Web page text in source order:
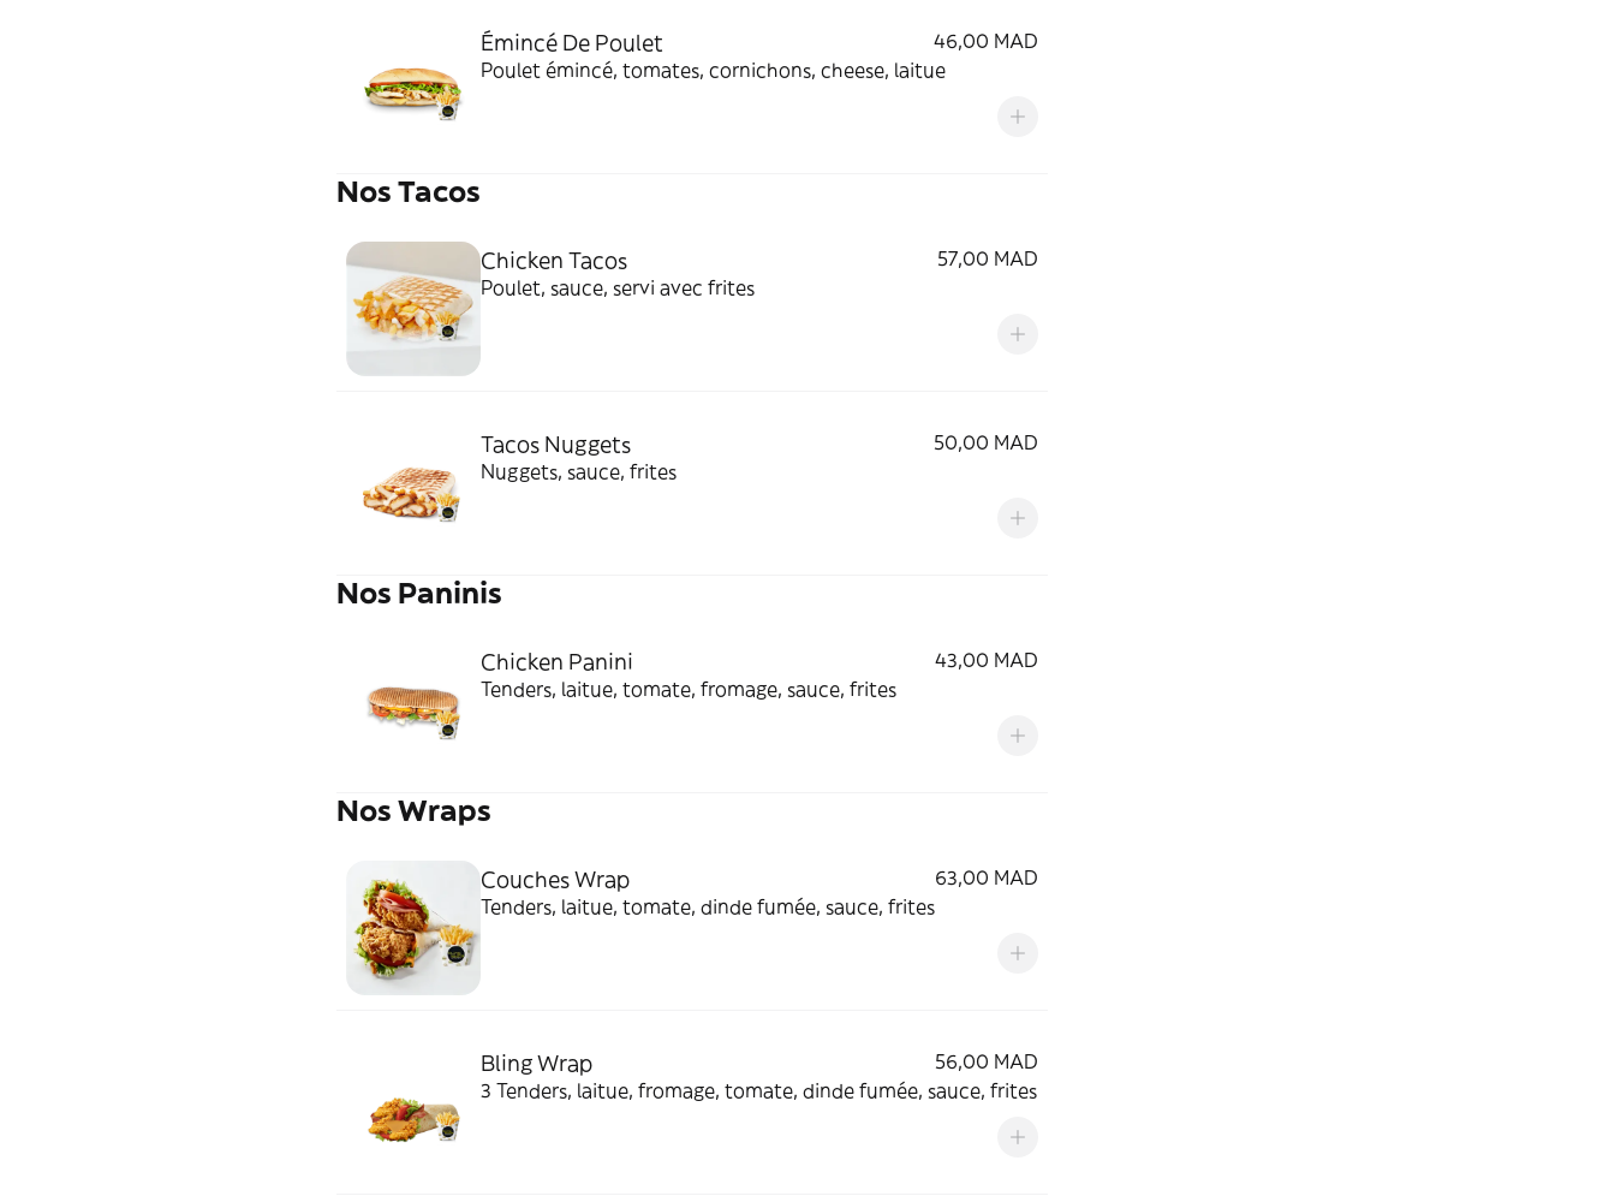
Émincé De Poulet
46,00 MAD
Poulet émincé, tomates, cornichons, cheese, laitue
Nos Tacos
Chicken Tacos
57,00 MAD
Poulet, sauce, servi avec frites
Tacos Nuggets
50,00 MAD
Nuggets, sauce, frites
Nos Paninis
Chicken Panini
43,00 MAD
Tenders, laitue, tomate, fromage, sauce, frites
Nos Wraps
Couches Wrap
63,00 MAD
Tenders, laitue, tomate, dinde fumée, sauce, frites
Bling Wrap
56,00 MAD
3 Tenders, laitue, fromage, tomate, dinde fumée, sauce, frites